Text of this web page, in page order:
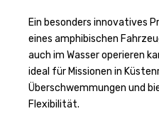
Ein besonders innovatives
eines amphibischen
auch im Wasser operieren
ideal für Missionen in
Überschwemmungen und
Flexibilität.